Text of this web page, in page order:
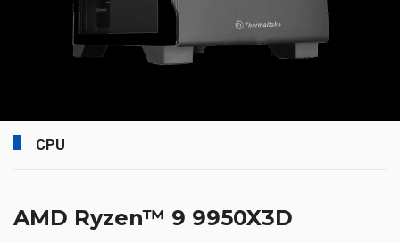
CPU
AMD Ryzen™ 9 9950X3D